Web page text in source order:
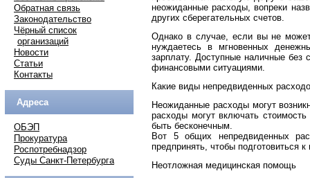
Обратная связь
Законодательство
Чёрный список
организаций
Новости
Статьи
Контакты
Адреса
ОБЭП
Прокуратура
Роспотребнадзор
Суды Санкт-Петербурга
неожиданные расходы, вопреки
других сберегательных счетов.
Однако в случае, если вы не
нуждаетесь в мгновенных
зарплату. Доступные наличные без
финансовыми ситуациями.
Какие виды непредвиденных
Неожиданные расходы могут
расходы могут включать
быть бесконечным.
Вот 5 общих непредвиденных
предпринять, чтобы подготовиться к
Неотложная медицинская помощь